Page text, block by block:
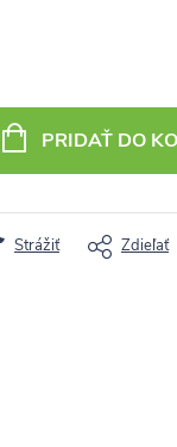
PRIDAŤ DO
Strážiť Zdieľať